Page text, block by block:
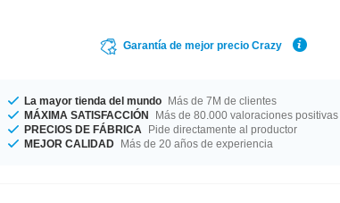
Garantía de mejor precio Crazy
La mayor tienda del mundo Más de 7M de clientes
MÁXIMA SATISFACCIÓN
Más de 80.000 valoraciones positivas
PRECIOS DE FÁBRICA
Pide directamente al productor
MEJOR CALIDAD Más de 20 años de experiencia